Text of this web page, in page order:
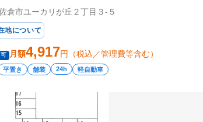
倉市ユーカリが丘２丁目３-５
地について
月額4,917円（税込／管理費等含む）
平置き 舗装 24h 軽自動車